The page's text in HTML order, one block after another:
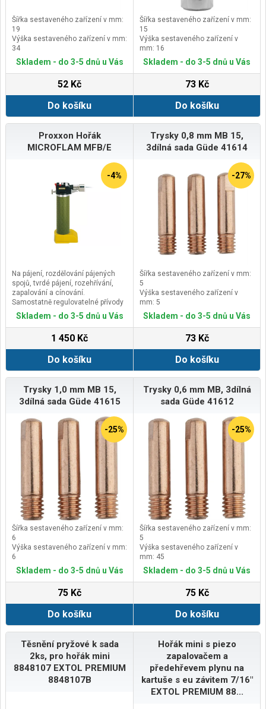
Šířka sestaveného zařízení v mm:
19
Výška sestaveného zařízení v mm:
34
Délka sestaveného zařízení v mm:
60
Skladem - do 3-5 dnů u Vás
52 Kč
Do košíku
Šířka sestaveného zařízení v mm:
15
Výška sestaveného zařízení v
mm: 16
Délka sestaveného zařízení v mm:
15
Skladem - do 3-5 dnů u Vás
73 Kč
Do košíku
Proxxon Hořák
MICROFLAM MFB/E
-4%
Na pájení, rozdělování pájených
spojů, tvrdé pájení, rozehřívání,
zapalování a cínování.
Samostatně regulovatelné přívody
vzduchu a plynu.
Rovnoměrný úzký tvar plamene a
mimořádně jemné práce.
Vybaven piezoelektrickým
zapalovačem.Cenově výhodné
doplňování běžnými butanovými
bombičkami pro zapalovače.
Skladem - do 3-5 dnů u Vás
1 450 Kč
Do košíku
Trysky 0,8 mm MB 15,
3dílná sada Güde 41614
-27%
Šířka sestaveného zařízení v mm:
5
Výška sestaveného zařízení v
mm: 5
Délka sestaveného zařízení v mm:
20
Skladem - do 3-5 dnů u Vás
73 Kč
Do košíku
Trysky 1,0 mm MB 15,
3dílná sada Güde 41615
-25%
Šířka sestaveného zařízení v mm:
6
Výška sestaveného zařízení v mm:
6
Délka sestaveného zařízení v mm:
25
Skladem - do 3-5 dnů u Vás
75 Kč
Do košíku
Trysky 0,6 mm MB, 3dílná
sada Güde 41612
-25%
Šířka sestaveného zařízení v mm:
5
Výška sestaveného zařízení v
mm: 45
Délka sestaveného zařízení v mm:
30
Skladem - do 3-5 dnů u Vás
75 Kč
Do košíku
Těsnění pryžové k sada
2ks, pro hořák mini
8848107 EXTOL PREMIUM
8848107B
Hořák mini s piezo
zapalovačem a
předehřevem plynu na
kartuše s eu závitem 7/16"
EXTOL PREMIUM 88...